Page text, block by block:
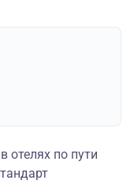
отелях по пути